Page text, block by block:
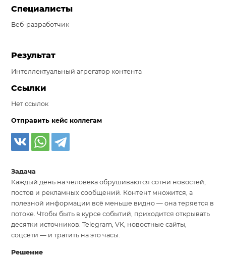
Контакты
Специалисты
Веб-разработчик
Результат
Интеллектуальный агрегатор контента
Ссылки
Нет ссылок
Отправить кейс коллегам
Задача
Каждый день на человека обрушиваются сотни новостей,
постов и рекламных сообщений. Контент множится, а
полезной информации всё меньше видно — она теряется в
потоке. Чтобы быть в курсе событий, приходится открывать
десятки источников: Telegram, VK, новостные сайты,
соцсети — и тратить на это часы.
Решение